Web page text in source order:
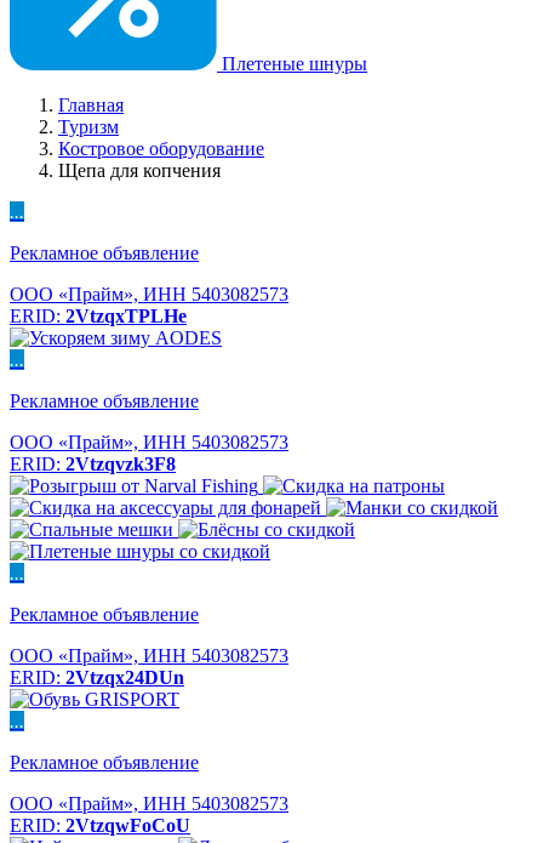
Плетеные шнуры
Главная
Туризм
Костровое оборудование
Щепа для копчения
...
Рекламное объявление
ООО «Прайм», ИНН 5403082573
ERID: 2VtzqxTPLHe
...
Рекламное объявление
ООО «Прайм», ИНН 5403082573
ERID: 2Vtzqvzk3F8
...
Рекламное объявление
ООО «Прайм», ИНН 5403082573
ERID: 2Vtzqx24DUn
...
Рекламное объявление
ООО «Прайм», ИНН 5403082573
ERID: 2VtzqwFoCoU